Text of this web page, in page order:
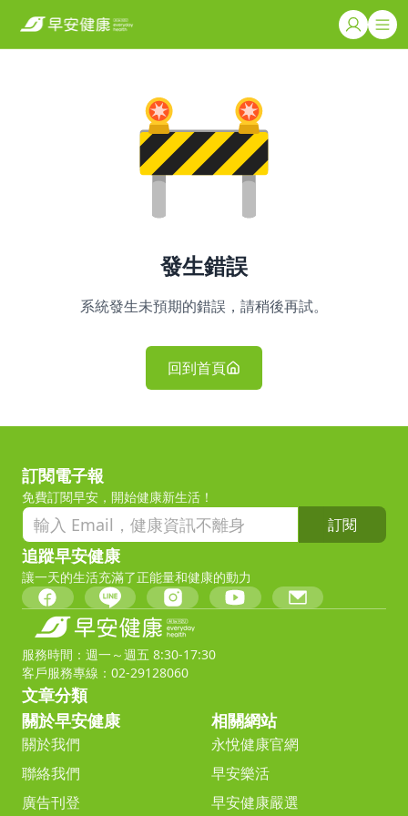
發生錯誤
系統發生未預期的錯誤，請稍後再試。
回到首頁
訂閱電子報
免費訂閱早安，開始健康新生活！
訂閱
追蹤早安健康
讓一天的生活充滿了正能量和健康的動力
服務時間：週一～週五 8:30-17:30
客戶服務專線：02-29128060
文章分類
關於早安健康
關於我們
聯絡我們
廣告刊登
相關網站
永悅健康官網
早安樂活
早安健康嚴選